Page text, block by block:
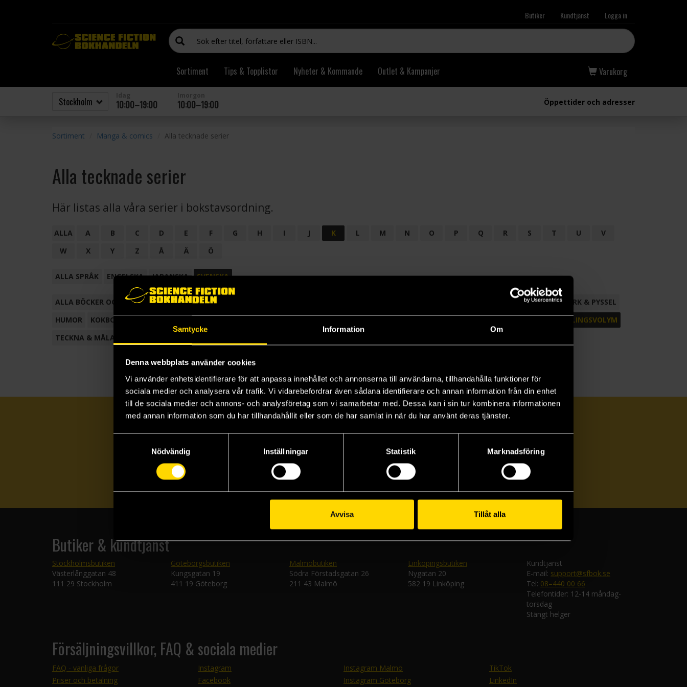
Samtycke Information Om
Denna webbplats använder cookies
Vi använder enhetsidentifierare för att anpassa innehållet och annonserna till användarna, tillhandahålla funktioner för
sociala medier och analysera vår trafik. Vi vidarebefordrar även sådana identifierare och annan information från din enhet
till de sociala medier och annons- och analysföretag som vi samarbetar med. Dessa kan i sin tur kombinera informationen
med annan information som du har tillhandahållit eller som de har samlat in när du har använt deras tjänster.
Nödvändig
Inställningar Statistik Marknadsföring
Avvisa Tillåt alla
Butiker Kundtjänst Logga in
Sortiment Tips & Topplistor Nyheter & Kommande Outlet & Kampanjer Varukorg
10:00–19:00 10:00–19:00 Öppettider och adresser
Sortiment Manga & comics Alla tecknade serier
Alla tecknade serier
Här listas alla våra serier i bokstavsordning.
ALLA A B C D E F G H I J K L M N O P Q R S T U
V
W
X Y Z Å Ä Ö
ALLA SPRÅK ENGELSKA JAPANSKA SVENSKA
ALLA BÖCKER OCH TECKNADE SERIER ANTOLOGI FACKLITTERATUR
HANTVERK & PYSSEL
HUMOR
KOKBOK
SAMLINGSVOLYM
TECKNA & MÅLA
Prenumerera på vårt nyhetsbrev
Butiker & kundtjänst
Stockholmsbutiken
Västerlånggatan 48
111 29 Stockholm
Göteborgsbutiken
Kungsgatan 19
411 19 Göteborg
Malmöbutiken
Södra Förstadsgatan 26
211 43 Malmö
Linköpingsbutiken
Nygatan 20
582 19 Linköping
Kundtjänst
E-mail: support@sfbok.se
Tel: 08–440 00 66
Telefontider: 12-14 måndag-
torsdag
Stängt helger
Försäljningsvillkor, FAQ & sociala medier
FAQ - vanliga frågor
Priser och betalning
Instagram
Facebook
Instagram Malmö
Instagram Göteborg
TikTok
LinkedIn